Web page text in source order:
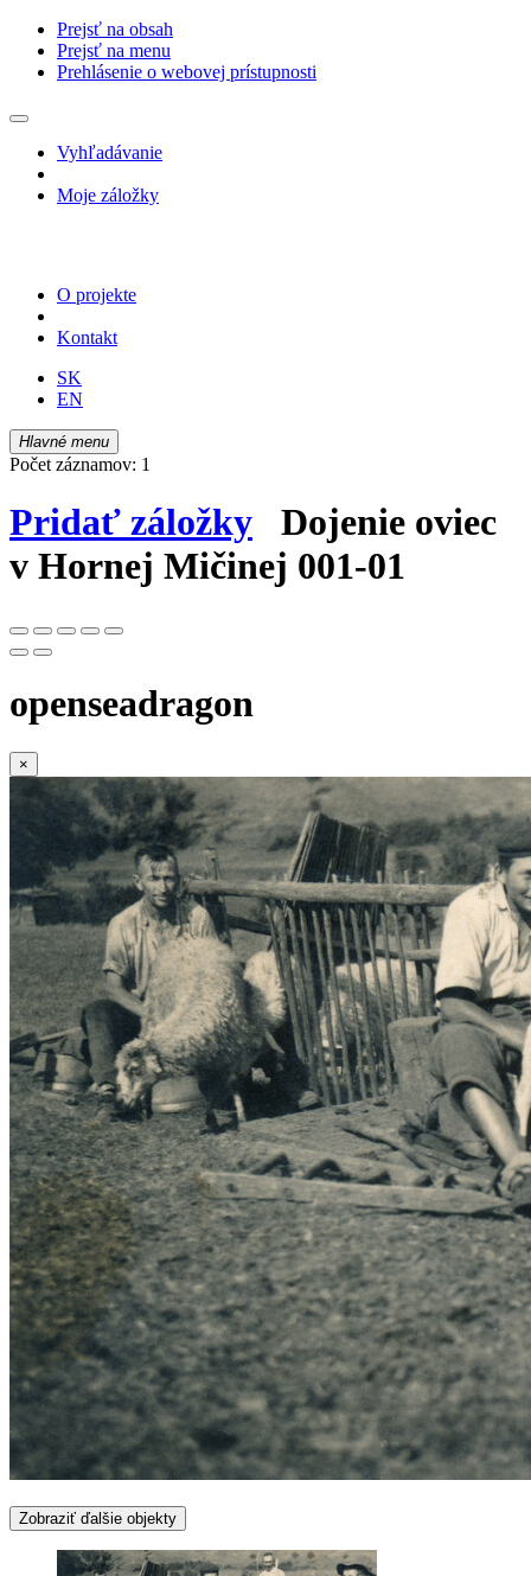
Prejsť na obsah
Prejsť na menu
Prehlásenie o webovej prístupnosti
Vyhľadávanie
Moje záložky
O projekte
Kontakt
SK
EN
Hlavné menu
Počet záznamov: 1
Pridať záložky Dojenie oviec
v Hornej Mičinej 001-01
openseadragon
×
Zobraziť ďalšie objekty